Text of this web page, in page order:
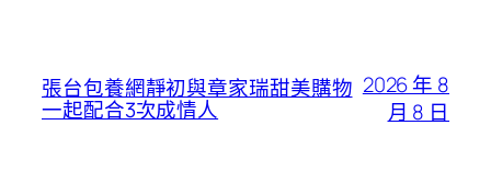
張台包養網靜初與章家瑞甜美購物
一起配合3次成情人
2026 年 8
月 8 日